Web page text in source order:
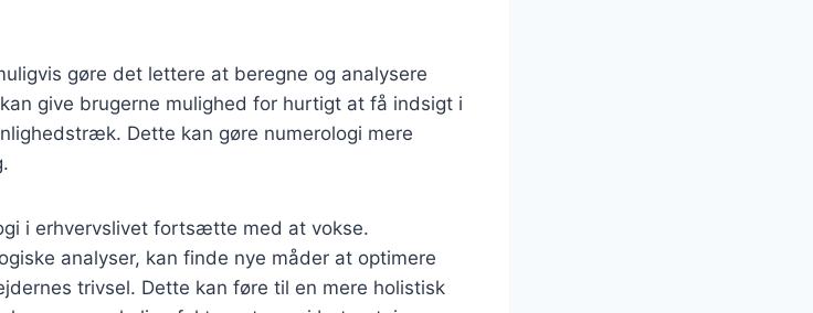
gøre det lettere at beregne og analysere
give brugerne mulighed for hurtigt at få indsigt i
Dette kan gøre numerologi mere
i erhvervslivet fortsætte med at vokse.
analyser, kan finde nye måder at optimere
trivsel. Dette kan føre til en mere holistisk